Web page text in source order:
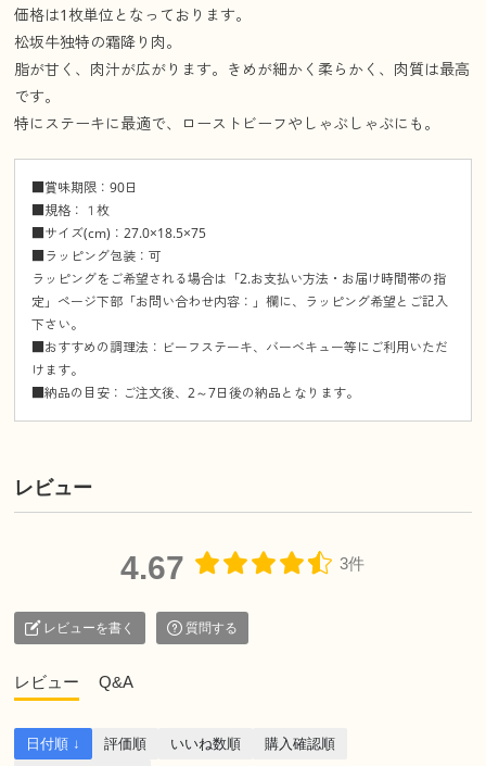
価格は1枚単位となっております。
松坂牛独特の霜降り肉。
脂が甘く、肉汁が広がります。きめが細かく柔らかく、肉質は最高
です。
特にステーキに最適で、ローストビーフやしゃぶしゃぶにも。
■賞味期限：90日
■規格：１枚
■サイズ(cm)：27.0×18.5×75
■ラッピング包装：可
ラッピングをご希望される場合は「2.お支払い方法・お届け時間帯の指
定」ページ下部「お問い合わせ内容：」欄に、ラッピング希望とご記入
下さい。
■おすすめの調理法：ビーフステーキ、バーベキュー等にご利用いただ
けます。
■納品の目安：ご注文後、2～7日後の納品となります。
レビュー
4.67 3件
レビューを書く 質問する
レビュー Q&A
日付順 ↓ 評価順 いいね数順
購入確認順